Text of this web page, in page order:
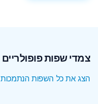
צמדי שפות פופולריים
הצג את כל השפות הנתמכות